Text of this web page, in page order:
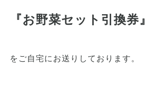
『お野菜セット引換券』
をご自宅にお送りしております。